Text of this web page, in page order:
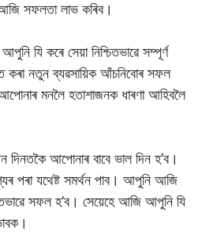
সফলতা লাভ কৰিব।
যি কৰে সেয়া নিশ্চিতভাৱে সম্পূৰ্ণ
নতুন ব্যৱসায়িক আঁচনিবোৰ সফল
মনলৈ হতাশাজনক ধাৰণা আহিবলৈ
আপোনাৰ বাবে ভাল দিন হ’ব।
পৰা যথেষ্ট সমৰ্থন পাব। আপুনি আজি
সফল হ’ব। সেয়েহে আজি আপুনি যি